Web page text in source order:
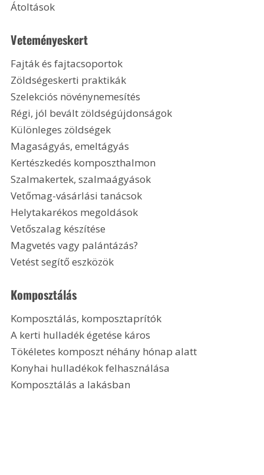
Átoltások
Veteményeskert
Fajták és fajtacsoportok
Zöldségeskerti praktikák
Szelekciós növénynemesítés
Régi, jól bevált zöldségújdonságok
Különleges zöldségek
Magaságyás, emeltágyás
Kertészkedés komposzthalmon
Szalmakertek, szalmaágyások
Vetőmag-vásárlási tanácsok
Helytakarékos megoldások
Vetőszalag készítése
Magvetés vagy palántázás?
Vetést segítő eszközök
Komposztálás
Komposztálás, komposztaprítók
A kerti hulladék égetése káros
Tökéletes komposzt néhány hónap alatt
Konyhai hulladékok felhasználása
Komposztálás a lakásban